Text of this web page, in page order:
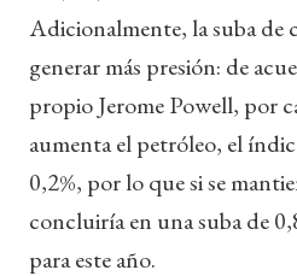
Adicionalmente, la suba de
generar más presión: de
propio Jerome Powell, por
aumenta el petróleo, el
0,2%, por lo que si se
concluiría en una suba de
para este año.